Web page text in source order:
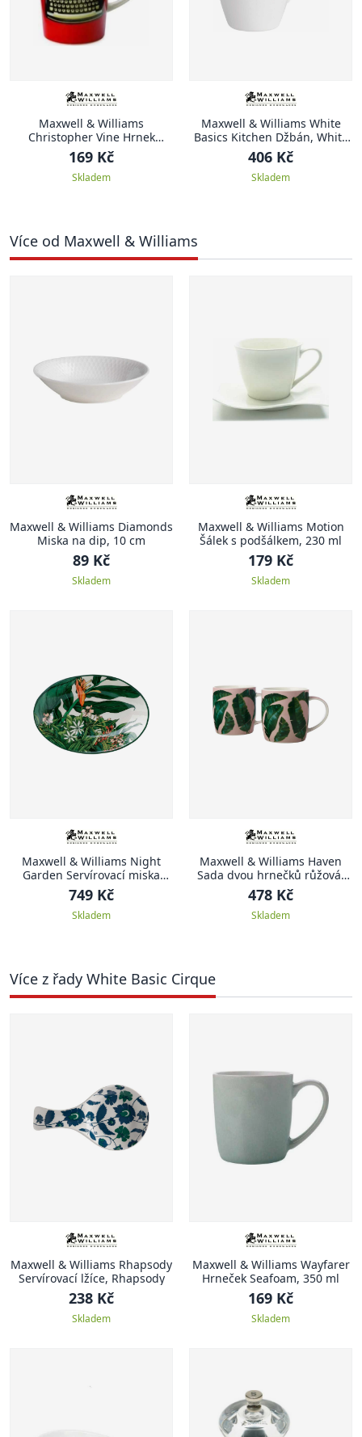
Maxwell & Williams
Christopher Vine Hrnek
Memo, 420 ml, červený
169 Kč
Skladem
Maxwell & Williams White
Basics Kitchen Džbán, White
Basics Kitchen, 0.72 l
406 Kč
Skladem
Více od Maxwell & Williams
Maxwell & Williams Diamonds
Miska na dip, 10 cm
89 Kč
Skladem
Maxwell & Williams Motion
Šálek s podšálkem, 230 ml
179 Kč
Skladem
Maxwell & Williams Night
Garden Servírovací miska
oválná, 25 cm
749 Kč
Skladem
Maxwell & Williams Haven
Sada dvou hrnečků růžová,
Haven, 380 ml
478 Kč
Skladem
Více z řady White Basic Cirque
Maxwell & Williams Rhapsody
Servírovací lžíce, Rhapsody
238 Kč
Skladem
Maxwell & Williams Wayfarer
Hrneček Seafoam, 350 ml
169 Kč
Skladem